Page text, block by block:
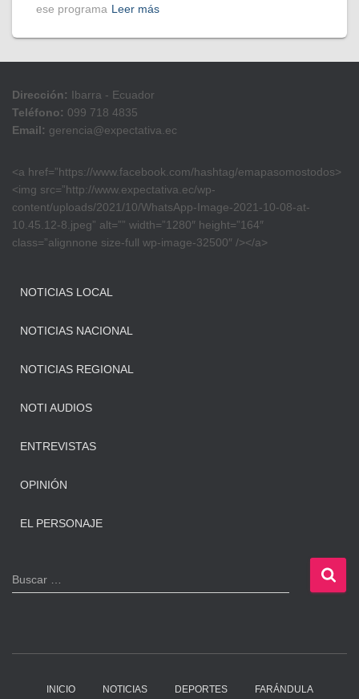
ese programa Leer más
Dirección: Ibarra - Ecuador
Teléfono: 099 718 4835
Email: gerencia@expectativa.ec
<a href=”https://www.facebook.com/hashtag/emapasomostodos>
<img src=”http://www.expectativa.ec/wp-
content/uploads/2021/10/WhatsApp-Image-2021-10-08-at-
10.45.12-8.jpeg” alt=”” width=”1280″ height=”164″
class=”alignnone size-full wp-image-32500″ /></a>
NOTICIAS LOCAL
NOTICIAS NACIONAL
NOTICIAS REGIONAL
NOTI AUDIOS
ENTREVISTAS
OPINIÓN
EL PERSONAJE
B
u
Buscar …
INICIO NOTICIAS DEPORTES FARÁNDULA